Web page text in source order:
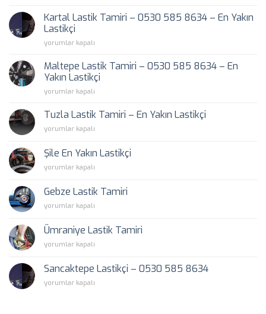
Tamiri
–
0530
585
–
En
Lastikçi
Kartal Lastik Tamiri – 0530 585 8634 – En Yakın
Lastikçi
Kartal
Tamiri
–
0530
585
–
Yakın
için
yorumlar kapalı
Maltepe Lastik Tamiri – 0530 585 8634 – En
Yakın Lastikçi
Maltepe
Tamiri
0530
8634
En
Lastikçi
yorumlar kapalı
Tuzla Lastik Tamiri – En Yakın Lastikçi
Tuzla
Tamiri
–
En
Lastikçi
yorumlar kapalı
Şile En Yakın Lastikçi
Şile
Yakın
Lastikçi
için
yorumlar kapalı
Gebze Lastik Tamiri
Gebze
Tamiri
için
yorumlar kapalı
Ümraniye Lastik Tamiri
Ümraniye
Tamiri
için
yorumlar kapalı
Sancaktepe Lastikçi – 0530 585 8634
Sancaktepe
yorumlar kapalı